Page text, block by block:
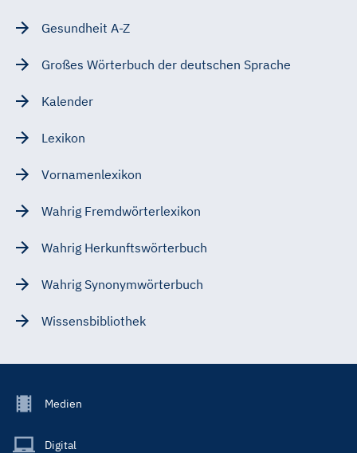
Gesundheit A-Z
Großes Wörterbuch der deutschen Sprache
Kalender
Lexikon
Vornamenlexikon
Wahrig Fremdwörterlexikon
Wahrig Herkunftswörterbuch
Wahrig Synonymwörterbuch
Wissensbibliothek
Footer
Main
Medien
Digital